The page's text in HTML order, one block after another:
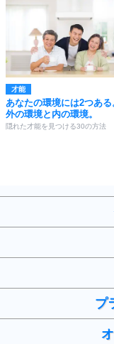
才能
あなたの環境には2つある
外の環境と内の環境。
隠れた才能を見つける30の方法
プ